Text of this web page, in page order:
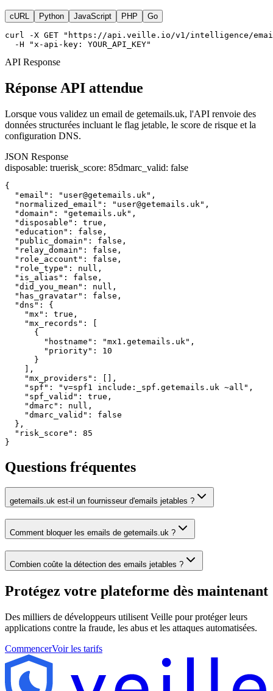
cURL Python JavaScript PHP Go
curl -X GET "https://api.veille.io/v1/intelligence/
  -H "x-api-key: YOUR_API_KEY"
API Response
Réponse API attendue
Lorsque vous validez un email de getemails.uk, l'API renvoie des
données structurées incluant le flag jetable, le score de risque et la
configuration DNS.
JSON Response
disposable: truerisk_score: 85dmarc_valid: false
{
  "email": "user@getemails.uk",
  "normalized_email": "user@getemails.uk",
  "domain": "getemails.uk",
  "disposable": true,
  "education": false,
  "public_domain": false,
  "relay_domain": false,
  "role_account": false,
  "role_type": null,
  "is_alias": false,
  "did_you_mean": null,
  "has_gravatar": false,
  "dns": {
    "mx": true,
    "mx_records": [
      {
        "hostname": "mx1.getemails.uk",
        "priority": 10
      }
    ],
    "mx_providers": [],
    "spf": "v=spf1 include:_spf.getemails.uk ~all",
    "spf_valid": true,
    "dmarc": null,
    "dmarc_valid": false
  },
  "risk_score": 85
}
Questions fréquentes
getemails.uk est-il un fournisseur d'emails jetables ?
Comment bloquer les emails de getemails.uk ?
Combien coûte la détection des emails jetables ?
Protégez votre plateforme dès maintenant
Des milliers de développeurs utilisent Veille pour protéger leurs
applications contre la fraude, les abus et les attaques automatisées.
CommencerVoir les tarifs